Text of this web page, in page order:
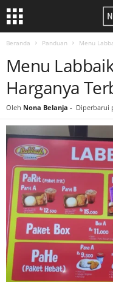
Beranda Panduan Menu
Menu
Harganya
Oleh Nona Belanja - Diperbarui